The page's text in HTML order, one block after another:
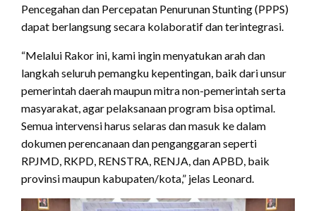
Pencegahan dan Percepatan Penurunan Stunting (PPPS)
dapat berlangsung secara kolaboratif dan terintegrasi.
“Melalui Rakor ini, kami ingin menyatukan arah dan
langkah seluruh pemangku kepentingan, baik dari unsur
pemerintah daerah maupun mitra non-pemerintah serta
masyarakat, agar pelaksanaan program bisa optimal.
Semua intervensi harus selaras dan masuk ke dalam
dokumen perencanaan dan penganggaran seperti
RPJMD, RKPD, RENSTRA, RENJA, dan APBD, baik
provinsi maupun kabupaten/kota,” jelas Leonard.